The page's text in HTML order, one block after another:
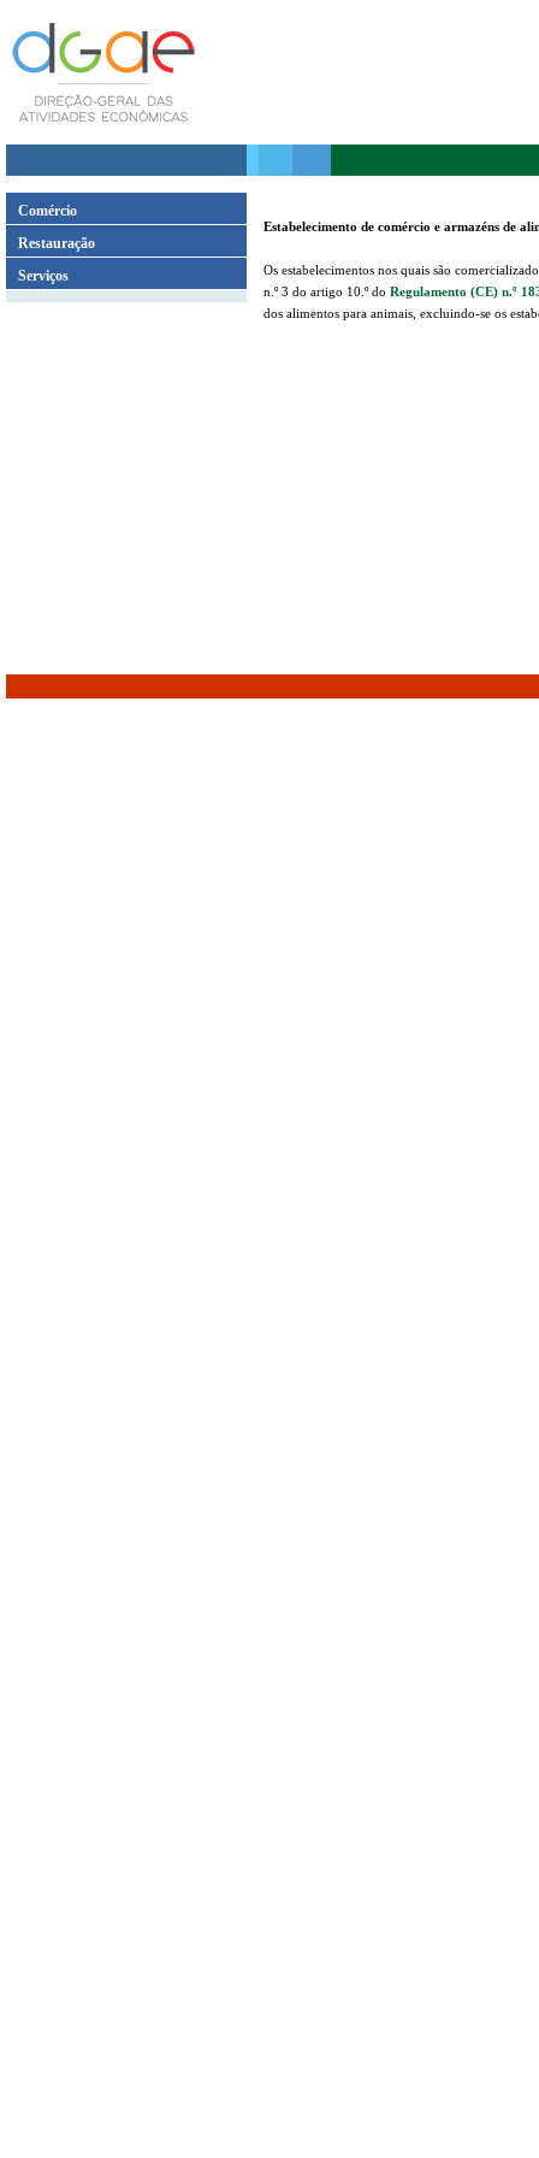
Comércio
Restauração
Serviços
Estabelecimento de comércio e armazéns de
Os estabelecimentos nos quais são
n.º 3 do artigo 10.º do Regulamento (CE) n.º
dos alimentos para animais, excluindo-se os